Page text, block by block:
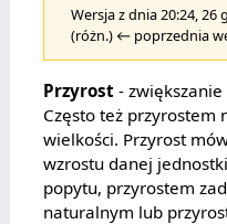
Wersja z dnia 20:24,
(różn.) ← poprzednia
Przyrost -
Często też przyrostem
wielkości. Przyrost
wzrostu danej
popytu, przyrostem
naturalnym lub